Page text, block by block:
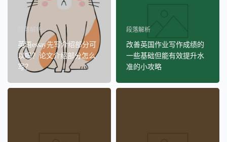
段落解析
英语essay先写介绍部分可
以吗？论文介绍部分怎么
写？
段落解析
改善英国作业写作成绩的
一些基础但能有效提升水
准的小攻略